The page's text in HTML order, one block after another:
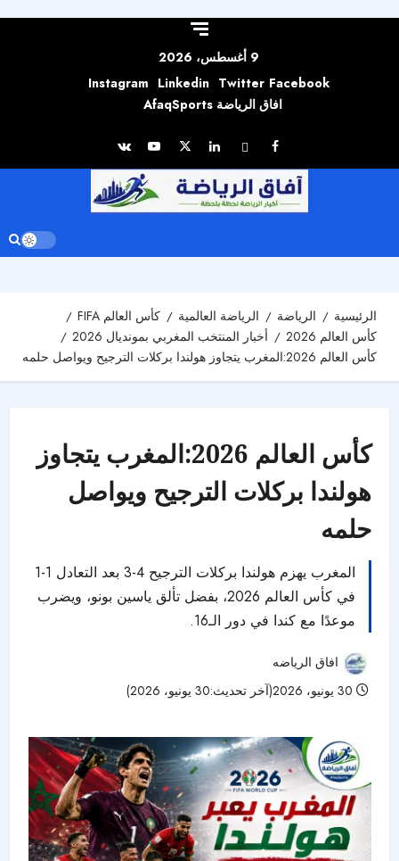
9 أغسطس، 2026
Facebook
Twitter
Linkedin
Instagram
افاق الرياضة AfaqSports
الرئيسية الرياضة الرياضة العالمية
كأس العالم FIFA
كأس العالم 2026
أخبار المنتخب المغربي بمونديال 2026
كأس العالم 2026:المغرب يتجاوز هولندا بركلات الترجيح ويواصل حلمه
كأس العالم 2026:المغرب يتجاوز
هولندا بركلات الترجيح ويواصل
حلمه
المغرب يهزم هولندا بركلات الترجيح 4-3 بعد التعادل 1-1
في كأس العالم 2026، بفضل تألق ياسين بونو، ويضرب
موعدًا مع كندا في دور الـ16.
افاق الرياضه